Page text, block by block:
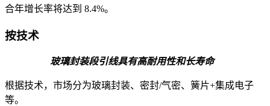
合年增长率将达到 8.4%。
按技术
玻璃封装段引线具有高耐用性和长寿命
根据技术，市场分为玻璃封装、密封/气密、簧片+集成电子
等。